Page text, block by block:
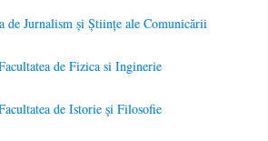
de Jurnalism şi Ştiinţe ale Comunicării
de Fizica si Inginerie
de Istorie şi Filosofie